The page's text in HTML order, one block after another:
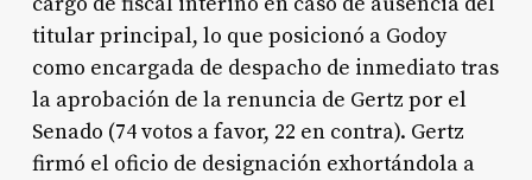
titular principal, lo que posicionó a Godoy
como encargada de despacho de inmediato tras
la aprobación de la renuncia de Gertz por el
Senado (74 votos a favor, 22 en contra). Gertz
firmó el oficio de designación exhortándola a